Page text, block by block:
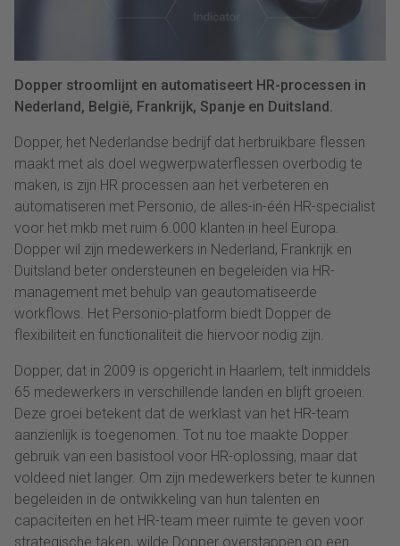
Dopper stroomlijnt en automatiseert HR-processen in
Nederland, België, Frankrijk, Spanje en Duitsland.
Dopper, het Nederlandse bedrijf dat herbruikbare flessen
maakt met als doel wegwerpwaterflessen overbodig te
maken, is zijn HR processen aan het verbeteren en
automatiseren met Personio, de alles-in-één HR-specialist
voor het mkb met ruim 6.000 klanten in heel Europa.
Dopper wil zijn medewerkers in Nederland, Frankrijk en
Duitsland beter ondersteunen en begeleiden via HR-
management met behulp van geautomatiseerde
workflows. Het Personio-platform biedt Dopper de
flexibiliteit en functionaliteit die hiervoor nodig zijn.
Dopper, dat in 2009 is opgericht in Haarlem, telt inmiddels
65 medewerkers in verschillende landen en blijft groeien.
Deze groei betekent dat de werklast van het HR-team
aanzienlijk is toegenomen. Tot nu toe maakte Dopper
gebruik van een basistool voor HR-oplossing, maar dat
voldeed niet langer. Om zijn medewerkers beter te kunnen
begeleiden in de ontwikkeling van hun talenten en
capaciteiten en het HR-team meer ruimte te geven voor
strategische taken, wilde Dopper overstappen op een